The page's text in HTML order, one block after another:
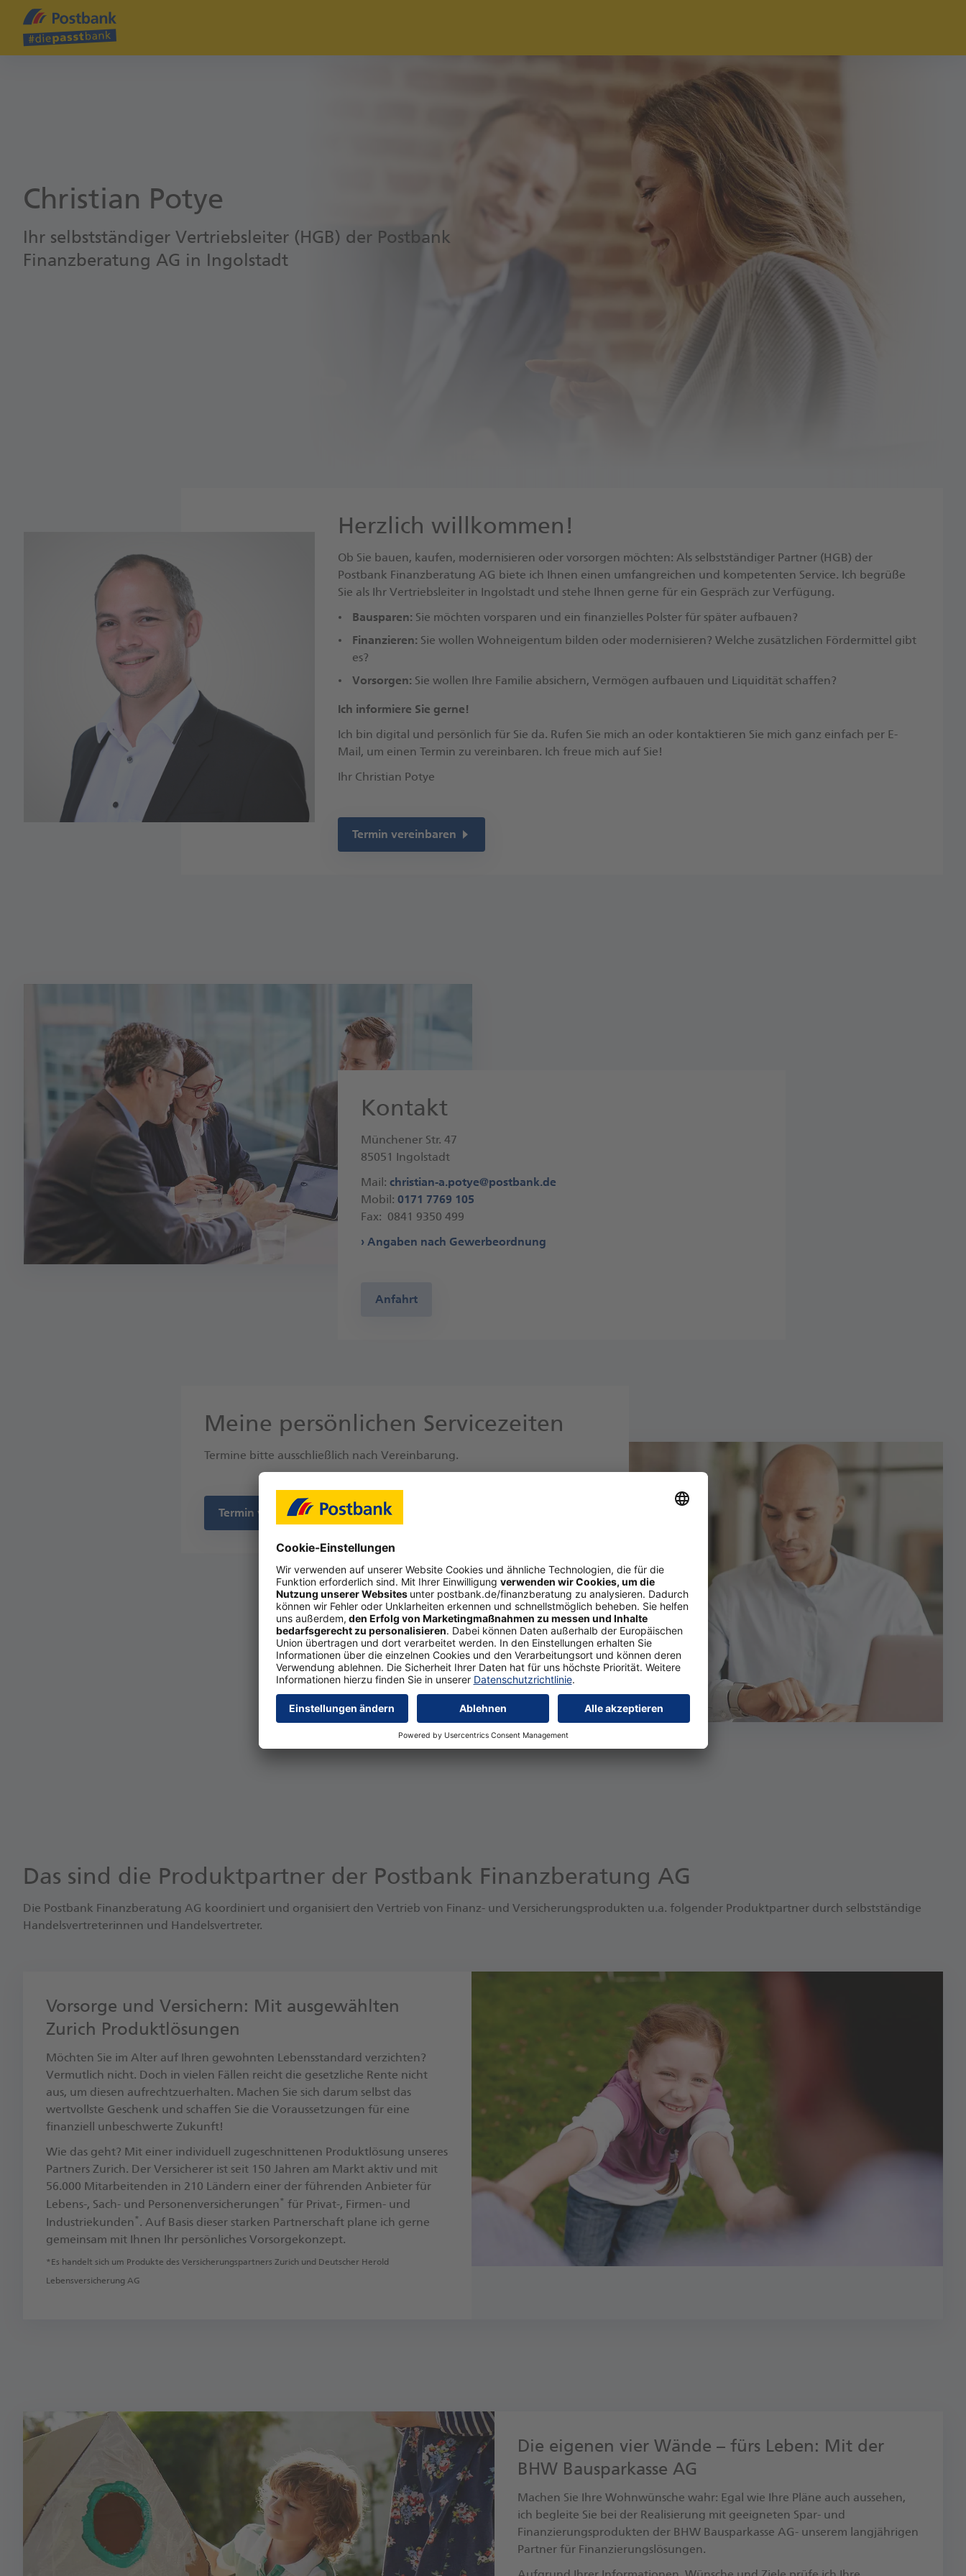
Christian Potye
Ihr selbstständiger Vertriebsleiter (HGB) der Postbank
Finanzberatung AG in Ingolstadt
Herzlich willkommen!
Ob Sie bauen, kaufen, modernisieren oder vorsorgen möchten: Als selbstständiger Partner (HGB) der
Postbank Finanzberatung AG biete ich Ihnen einen umfangreichen und kompetenten Service. Ich begrüße
Sie als Ihr Vertriebsleiter in Ingolstadt und stehe Ihnen gerne für ein Gespräch zur Verfügung.​
Bausparen: Sie möchten vorsparen und ein finanzielles Polster für später aufbauen?
Finanzieren: Sie wollen Wohneigentum bilden oder modernisieren? Welche zusätzlichen Fördermittel gibt
es?​
Vorsorgen: Sie wollen Ihre Familie absichern, Vermögen aufbauen und Liquidität schaffen?
Ich informiere Sie gerne!
Ich bin digital und persönlich für Sie da. Rufen Sie mich an oder kontaktieren Sie mich ganz einfach per E-
Mail, um einen Termin zu vereinbaren.​ Ich freue mich auf Sie!​
Ihr Christian Potye
Termin vereinbaren
Kontakt
Münchener Str. 47
85051 Ingolstadt
Mail: christian-a.potye@postbank.de
Mobil: 0171 7769 105
Fax: 0841 9350 499
Angaben nach Gewerbeordnung
Anfahrt
Meine persönlichen Servicezeiten
Termine bitte ausschließlich nach Vereinbarung.
Termin vereinbaren
Das sind die Produktpartner der Postbank Finanzberatung AG
Die Postbank Finanzberatung AG koordiniert und organisiert den Vertrieb von Finanz- und Versicherungsprodukten u.a. folgender Produktpartner durch selbstständige
Handelsvertreterinnen und Handelsvertreter.
Vorsorge und Versichern: Mit ausgewählten
Zurich Produktlösungen
Möchten Sie im Alter auf Ihren gewohnten Lebensstandard verzichten?
Vermutlich nicht. Doch in vielen Fällen reicht die gesetzliche Rente nicht
aus, um diesen aufrechtzuerhalten. Machen Sie sich darum selbst das
wertvollste Geschenk und schaffen Sie die Voraussetzungen für eine
finanziell unbeschwerte Zukunft! ​
Wie das geht? Mit einer individuell zugeschnittenen Produktlösung unseres
Partners Zurich. Der Versicherer ist seit 150 Jahren am Markt aktiv und mit
56.000 Mitarbeitenden in 210 Ländern einer der führenden Anbieter für
Lebens-, Sach- und Personenversicherungen* für Privat-, Firmen- und
Industriekunden*. ​Auf Basis dieser starken Partnerschaft plane ich gerne
gemeinsam mit Ihnen Ihr persönliches Vorsorgekonzept.
*Es handelt sich um Produkte des Versicherungspartners Zurich und Deutscher Herold
Lebensversicherung AG
Die eigenen vier Wände – fürs Leben: Mit der
BHW Bausparkasse AG
Machen Sie Ihre Wohnwünsche wahr: Egal wie Ihre Pläne auch aussehen,
ich begleite Sie bei der Realisierung mit geeigneten Spar- und
Finanzierungsprodukten der BHW Bausparkasse AG- unserem langjährigen
Partner für Finanzierungslösungen.